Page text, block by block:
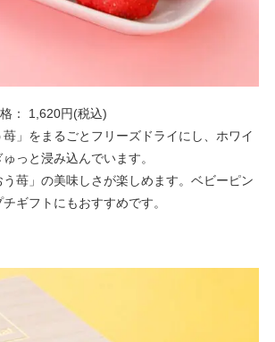
1,620円(税込)
」をまるごとフリーズドライにし、ホワイ
っと浸み込んでいます。
苺」の美味しさが楽しめます。ベビーピン
ギフトにもおすすめです。